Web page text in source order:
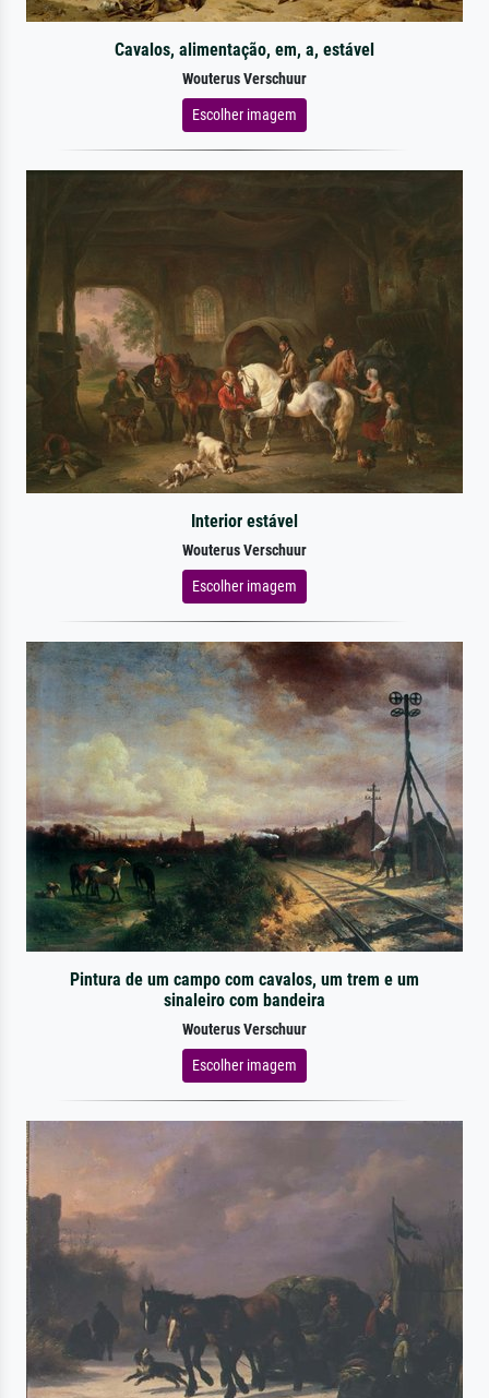
Cavalos, alimentação, em, a, estável
Wouterus Verschuur
Escolher imagem
Interior estável
Wouterus Verschuur
Escolher imagem
Pintura de um campo com cavalos, um trem e um
sinaleiro com bandeira
Wouterus Verschuur
Escolher imagem